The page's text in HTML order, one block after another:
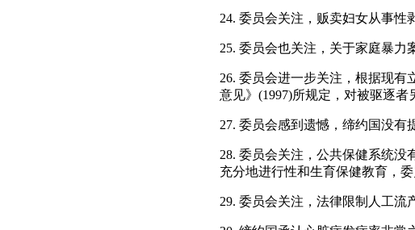
24. 委员会关注，贩卖妇女从事性
25. 委员会也关注，关于家庭暴力
26. 委员会进一步关注，根据现
意见》(1997)所规定，对被驱逐者
27. 委员会感到遗憾，缔约国没有
28. 委员会关注，公共保健系统
充分地进行性和生育保健教育，委
29. 委员会关注，法律限制人工流